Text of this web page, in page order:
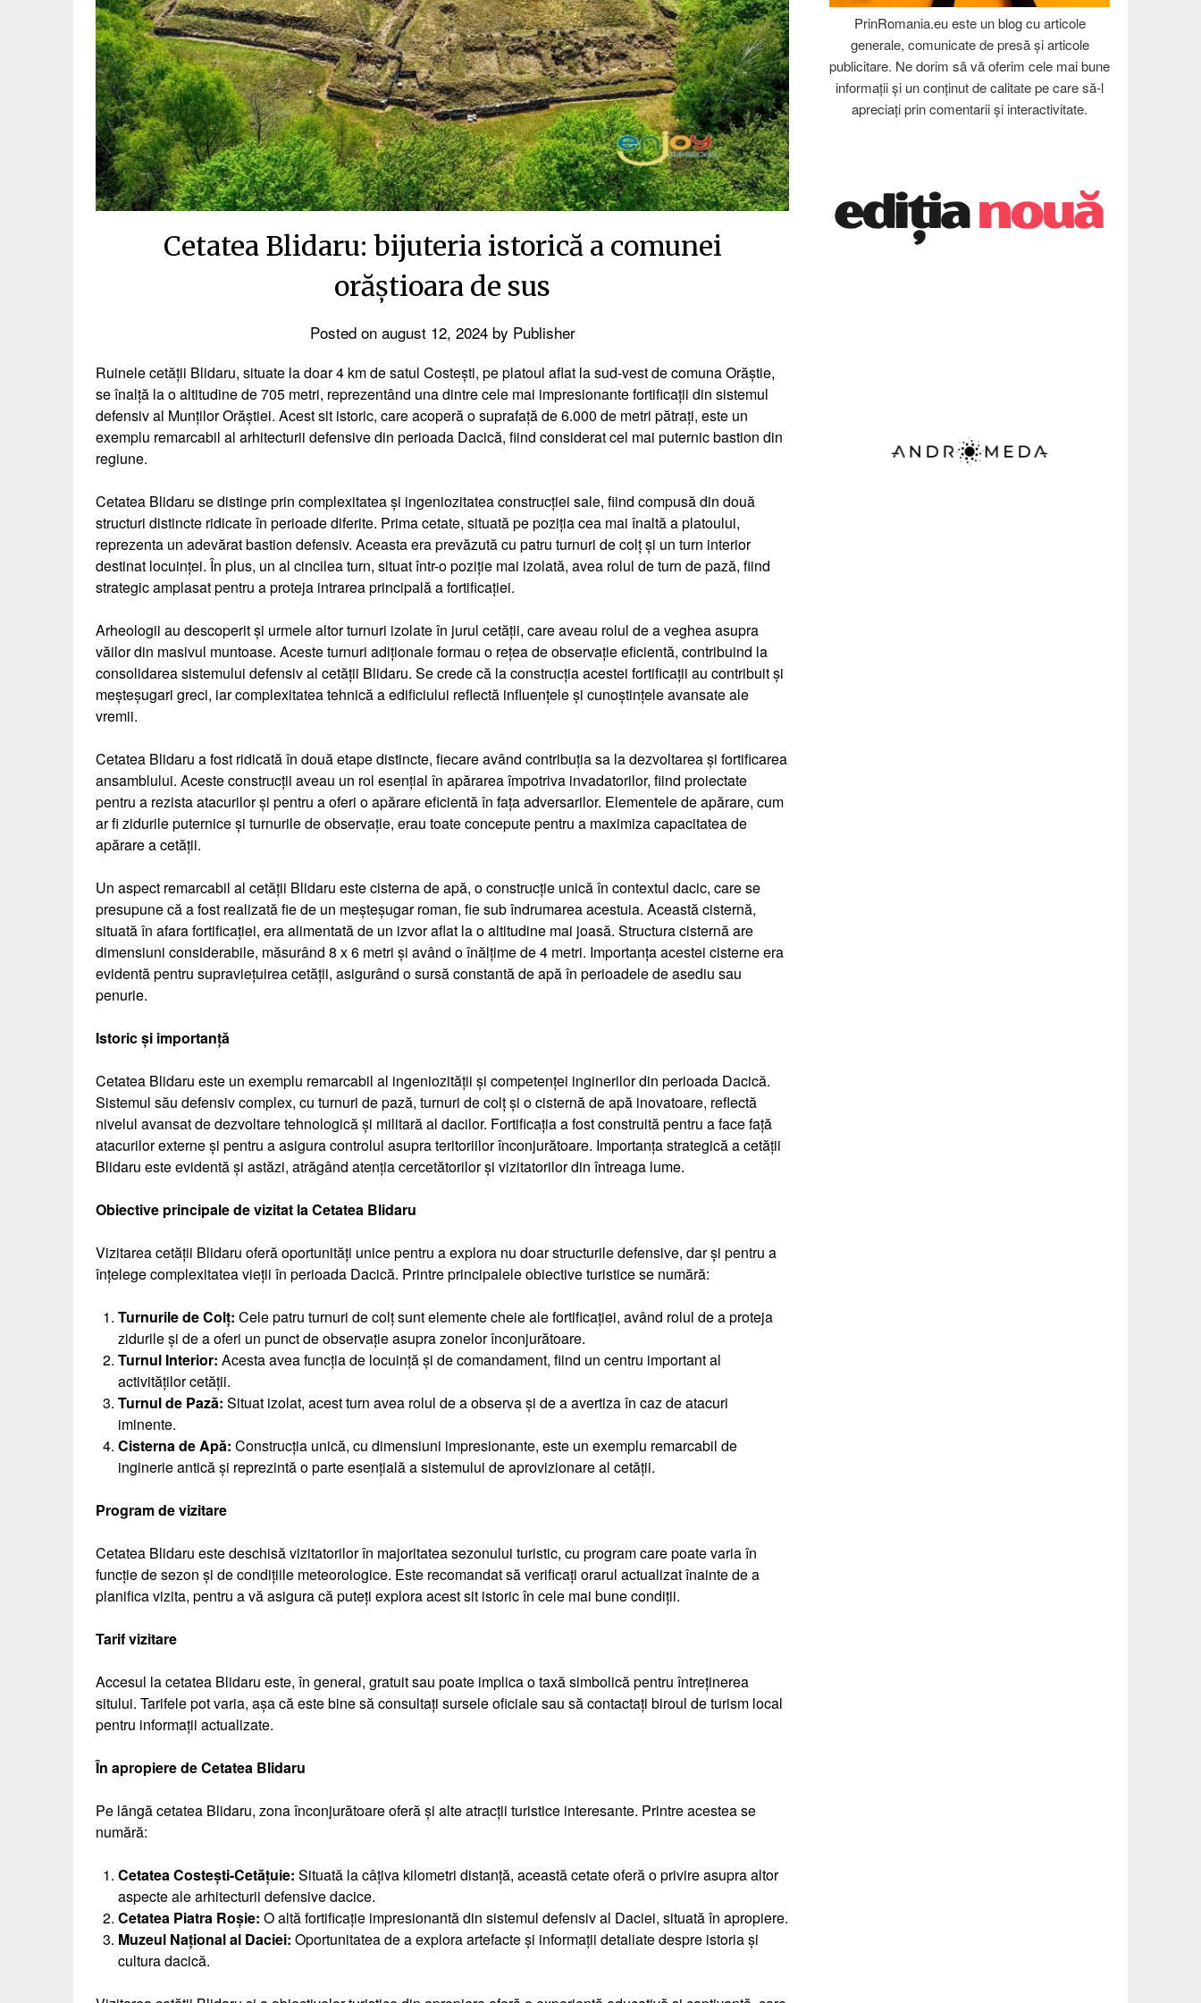
Cetatea Blidaru: bijuteria istorică a comunei
orăștioara de sus
Posted on august 12, 2024by Publisher
Ruinele cetății Blidaru, situate la doar 4 km de satul Costești, pe platoul aflat la sud-vest de comuna Orăștie,
se înalță la o altitudine de 705 metri, reprezentând una dintre cele mai impresionante fortificații din sistemul
defensiv al Munților Orăștiei. Acest sit istoric, care acoperă o suprafață de 6.000 de metri pătrați, este un
exemplu remarcabil al arhitecturii defensive din perioada Dacică, fiind considerat cel mai puternic bastion din
regiune.
Cetatea Blidaru se distinge prin complexitatea și ingeniozitatea construcției sale, fiind compusă din două
structuri distincte ridicate în perioade diferite. Prima cetate, situată pe poziția cea mai înaltă a platoului,
reprezenta un adevărat bastion defensiv. Aceasta era prevăzută cu patru turnuri de colț și un turn interior
destinat locuinței. În plus, un al cincilea turn, situat într-o poziție mai izolată, avea rolul de turn de pază, fiind
strategic amplasat pentru a proteja intrarea principală a fortificației.
Arheologii au descoperit și urmele altor turnuri izolate în jurul cetății, care aveau rolul de a veghea asupra
văilor din masivul muntoase. Aceste turnuri adiționale formau o rețea de observație eficientă, contribuind la
consolidarea sistemului defensiv al cetății Blidaru. Se crede că la construcția acestei fortificații au contribuit și
meșteșugari greci, iar complexitatea tehnică a edificiului reflectă influențele și cunoștințele avansate ale
vremii.
Cetatea Blidaru a fost ridicată în două etape distincte, fiecare având contribuția sa la dezvoltarea și fortificarea
ansamblului. Aceste construcții aveau un rol esențial în apărarea împotriva invadatorilor, fiind proiectate
pentru a rezista atacurilor și pentru a oferi o apărare eficientă în fața adversarilor. Elementele de apărare, cum
ar fi zidurile puternice și turnurile de observație, erau toate concepute pentru a maximiza capacitatea de
apărare a cetății.
Un aspect remarcabil al cetății Blidaru este cisterna de apă, o construcție unică în contextul dacic, care se
presupune că a fost realizată fie de un meșteșugar roman, fie sub îndrumarea acestuia. Această cisternă,
situată în afara fortificației, era alimentată de un izvor aflat la o altitudine mai joasă. Structura cisternă are
dimensiuni considerabile, măsurând 8 x 6 metri și având o înălțime de 4 metri. Importanța acestei cisterne era
evidentă pentru supraviețuirea cetății, asigurând o sursă constantă de apă în perioadele de asediu sau
penurie.
Istoric și importanță
Cetatea Blidaru este un exemplu remarcabil al ingeniozității și competenței inginerilor din perioada Dacică.
Sistemul său defensiv complex, cu turnuri de pază, turnuri de colț și o cisternă de apă inovatoare, reflectă
nivelul avansat de dezvoltare tehnologică și militară al dacilor. Fortificația a fost construită pentru a face față
atacurilor externe și pentru a asigura controlul asupra teritoriilor înconjurătoare. Importanța strategică a cetății
Blidaru este evidentă și astăzi, atrăgând atenția cercetătorilor și vizitatorilor din întreaga lume.
Obiective principale de vizitat la Cetatea Blidaru
Vizitarea cetății Blidaru oferă oportunități unice pentru a explora nu doar structurile defensive, dar și pentru a
înțelege complexitatea vieții în perioada Dacică. Printre principalele obiective turistice se numără:
Turnurile de Colț: Cele patru turnuri de colț sunt elemente cheie ale fortificației, având rolul de a proteja
zidurile și de a oferi un punct de observație asupra zonelor înconjurătoare.
Turnul Interior: Acesta avea funcția de locuință și de comandament, fiind un centru important al
activităților cetății.
Turnul de Pază: Situat izolat, acest turn avea rolul de a observa și de a avertiza în caz de atacuri
iminente.
Cisterna de Apă: Construcția unică, cu dimensiuni impresionante, este un exemplu remarcabil de
inginerie antică și reprezintă o parte esențială a sistemului de aprovizionare al cetății.
Program de vizitare
Cetatea Blidaru este deschisă vizitatorilor în majoritatea sezonului turistic, cu program care poate varia în
funcție de sezon și de condițiile meteorologice. Este recomandat să verificați orarul actualizat înainte de a
planifica vizita, pentru a vă asigura că puteți explora acest sit istoric în cele mai bune condiții.
Tarif vizitare
Accesul la cetatea Blidaru este, în general, gratuit sau poate implica o taxă simbolică pentru întreținerea
sitului. Tarifele pot varia, așa că este bine să consultați sursele oficiale sau să contactați biroul de turism local
pentru informații actualizate.
În apropiere de Cetatea Blidaru
Pe lângă cetatea Blidaru, zona înconjurătoare oferă și alte atracții turistice interesante. Printre acestea se
numără:
Cetatea Costești-Cetățuie: Situată la câțiva kilometri distanță, această cetate oferă o privire asupra altor
aspecte ale arhitecturii defensive dacice.
Cetatea Piatra Roșie: O altă fortificație impresionantă din sistemul defensiv al Daciei, situată în apropiere.
Muzeul Național al Daciei: Oportunitatea de a explora artefacte și informații detaliate despre istoria și
cultura dacică.
PrinRomania.eu este un blog cu articole
generale, comunicate de presă și articole
publicitare. Ne dorim să vă oferim cele mai bune
informații și un conținut de calitate pe care să-l
apreciați prin comentarii și interactivitate.